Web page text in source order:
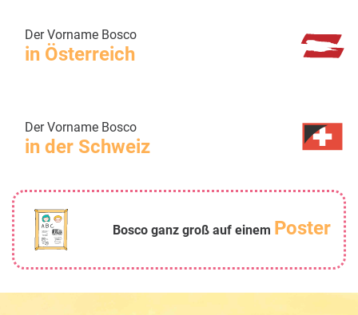
Der Vorname Bosco
in Österreich
Der Vorname Bosco
in der Schweiz
Bosco ganz groß auf einem Poster